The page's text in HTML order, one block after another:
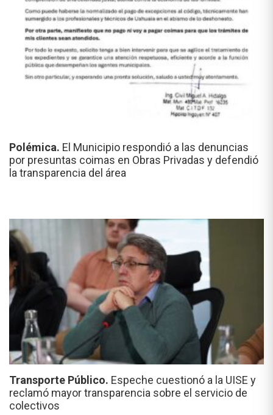
Polémica. El Municipio respondió a las denuncias
por presuntas coimas en Obras Privadas y defendió
la transparencia del área
Transporte Público. Espeche cuestionó a la UISE y
reclamó mayor transparencia sobre el servicio de
colectivos